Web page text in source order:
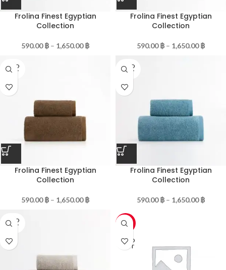
Frolina Finest Egyptian
Collection
590.00฿ – 1,650.00฿
Frolina Finest Egyptian
Collection
590.00฿ – 1,650.00฿
SOLD
OUT
Frolina Finest Egyptian
Collection
590.00฿ – 1,650.00฿
SOLD
OUT
Frolina Finest Egyptian
Collection
590.00฿ – 1,650.00฿
SOLD
OUT
-20%
SOLD
OUT